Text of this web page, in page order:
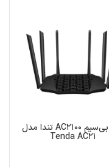
روتر بی‌سیم AC2100 تندا مدل
Tenda AC21